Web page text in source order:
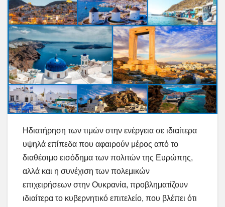
Ηδιατήρηση των τιμών στην ενέργεια σε ιδιαίτερα
υψηλά επίπεδα που αφαιρούν μέρος από το
διαθέσιμο εισόδημα των πολιτών της Ευρώπης,
αλλά και η συνέχιση των πολεμικών
επιχειρήσεων στην Ουκρανία, προβληματίζουν
ιδιαίτερα το κυβερνητικό επιτελείο, που βλέπει ότι